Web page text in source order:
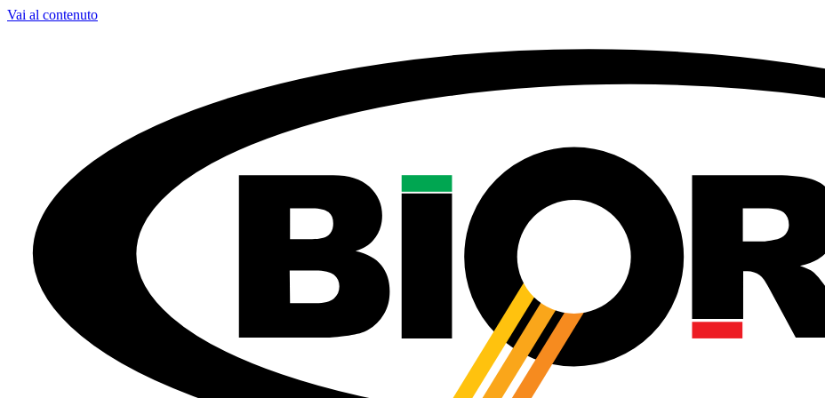
Vai al contenuto